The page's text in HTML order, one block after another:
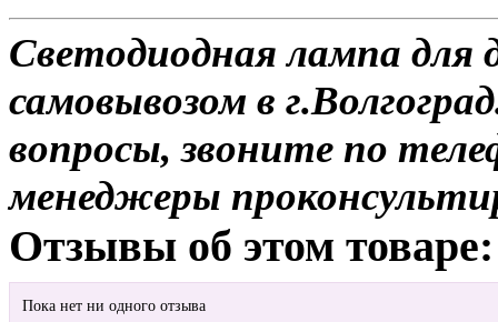
Светодиодная лампа для
самовывозом в
вопросы, звоните по
менеджеры
Отзывы об этом товаре:
Пока нет ни одного отзыва